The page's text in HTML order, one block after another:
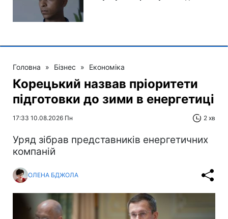
Головна » Бізнес » Економіка
Корецький назвав пріоритети
підготовки до зими в енергетиці
17:33 10.08.2026 Пн 2 хв
Уряд зібрав представників енергетичних
компаній
ОЛЕНА БДЖОЛА